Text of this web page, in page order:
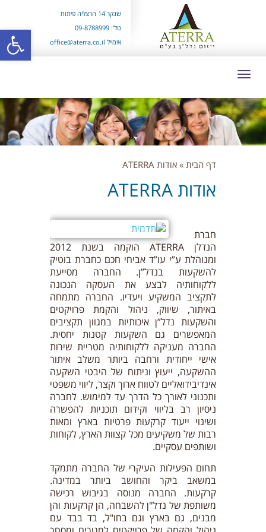
פתח
שנקר 14 הרצליה פיתוח
טל': 09-8788999
אימייל office@aterra.co.il
דף הבית » אודות ATERRA
אודות ATERRA
חברת
הנדלן ATERRA הוקמה בשנת 2012
ומנוהלת ע”י עו”ד אביחי חכם כחברת בוטיק
להשקעות בנדל”ן. החברה מסייעת
ללקוחותיה לבצע את העסקה הנכונה
לתקציב המשקיע ויעדיו. החברה מתמחה
באיתור, שיווק, ניהול והקמת פרויקטים
והשקעות נדל”ן איכותיות במגוון תקציבים
המאפשרים גם השקעות קטנות יחסית.
החברה מעניקה ללקוחותיה מטריית שירות
אישי ייחודית ורחבה ביותר משלב איתור
ההשקעה, ייעוץ וניתוח של היבטי השקעה
אינדיבידואליים לטווח ארוך וקצר, ליווי משפטי
ותכנוני לאורך כל הדרך עד למימוש. לחברה
ניסיון רב בליווי וקידום תוכניות להפשרה
ושינוי ייעוד קרקעות פרטיות בארץ ומאות
רבות של משקיעים מכל קצוות הארץ, לקוחות
ושותפים עסקיים.
תחום הפעילות העיקרי של החברה מתמקד
במשאב ביקר והחושב ביותר במדינה.
קרקעות. החברה מנוסה בגיבוש רכישה
משותפת של נדל"ן להשבחה, הן קרקעות והן
מבנים, גם בארץ וגם בחו"ל, בד בבד עם